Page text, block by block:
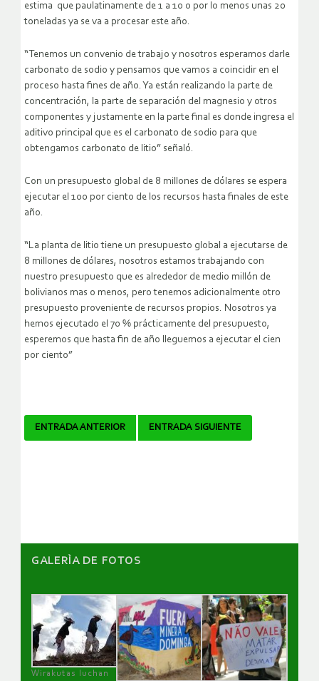
estima que paulatinamente de 1 a 10 o por lo menos unas 20
toneladas ya se va a procesar este año.
“Tenemos un convenio de trabajo y nosotros esperamos darle
carbonato de sodio y pensamos que vamos a coincidir en el
proceso hasta fines de año. Ya están realizando la parte de
concentración, la parte de separación del magnesio y otros
componentes y justamente en la parte final es donde ingresa el
aditivo principal que es el carbonato de sodio para que
obtengamos carbonato de litio” señaló.
Con un presupuesto global de 8 millones de dólares se espera
ejecutar el 100 por ciento de los recursos hasta finales de este
año.
“La planta de litio tiene un presupuesto global a ejecutarse de
8 millones de dólares, nosotros estamos trabajando con
nuestro presupuesto que es alrededor de medio millón de
bolivianos mas o menos, pero tenemos adicionalmente otro
presupuesto proveniente de recursos propios. Nosotros ya
hemos ejecutado el 70 % prácticamente del presupuesto,
esperemos que hasta fin de año lleguemos a ejecutar el cien
por ciento”
Navegador
ENTRADA ANTERIOR ENTRADA SIGUIENTE
GALERÌA DE FOTOS
Wirakutas luchan